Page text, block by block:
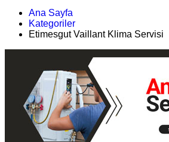
Ana Sayfa
Kategoriler
Etimesgut Vaillant Klima Servisi